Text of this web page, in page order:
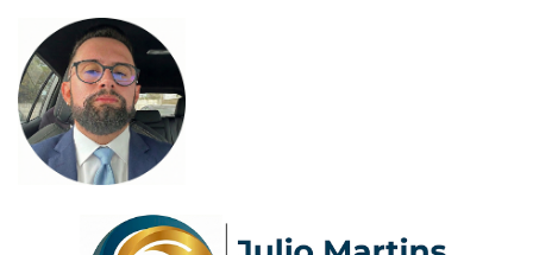
para
conteúdo
principal